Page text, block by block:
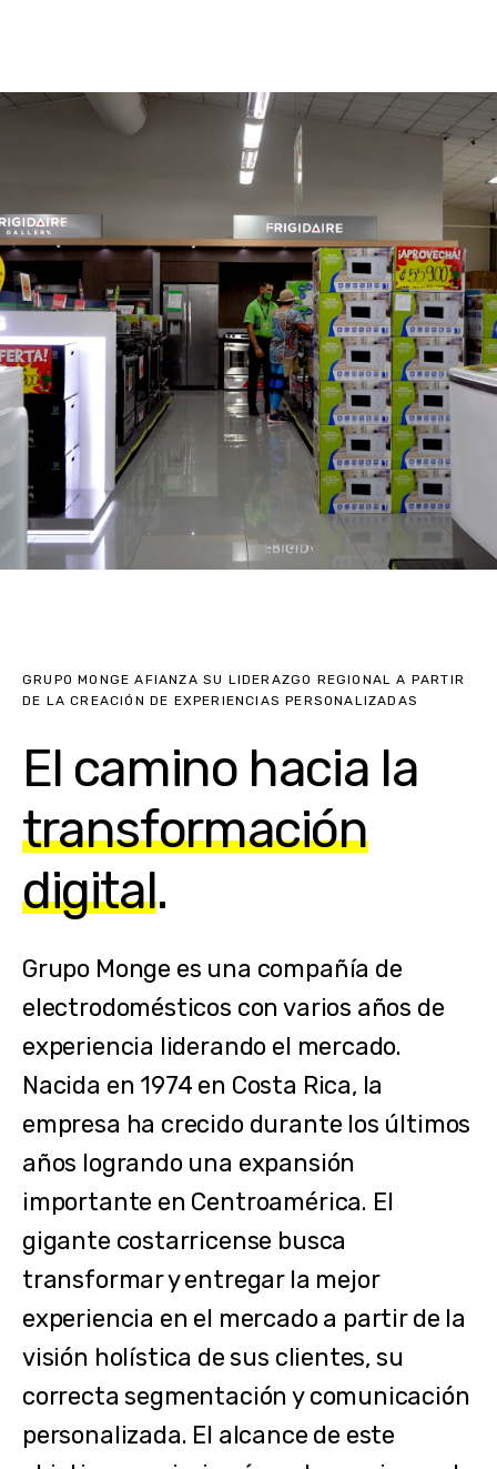
GRUPO MONGE AFIANZA SU LIDERAZGO REGIONAL A PARTIR
DE LA CREACIÓN DE EXPERIENCIAS PERSONALIZADAS
El camino hacia la
transformación
digital.
Grupo Monge es una compañía de
electrodomésticos con varios años de
experiencia liderando el mercado.
Nacida en 1974 en Costa Rica, la
empresa ha crecido durante los últimos
años logrando una expansión
importante en Centroamérica. El
gigante costarricense busca
transformar y entregar la mejor
experiencia en el mercado a partir de la
visión holística de sus clientes, su
correcta segmentación y comunicación
personalizada. El alcance de este